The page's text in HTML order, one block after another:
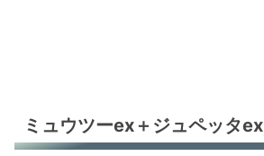
ミュウツーex＋ジュペッタex